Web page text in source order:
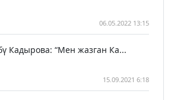
06.05.2022 13:15
Кадырова: “Мен жазган Ка...
15.09.2021 6:18